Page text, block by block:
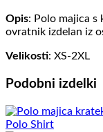
Opis: Polo majica s
ovratnik izdelan iz
Velikosti: XS-2XL
Podobni izdelki